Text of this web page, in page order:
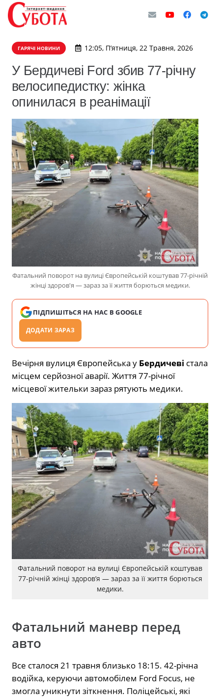
ГАРЯЧІ НОВИНИ 12:05, П’ятниця, 22 Травня, 2026
У Бердичеві Ford збив 77-річну
велосипедистку: жінка
опинилася в реанімації
Фатальний поворот на вулиці Європейській коштував 77-річній
жінці здоров'я — зараз за її життя борються медики.
ПІДПИШІТЬСЯ НА НАС В GOOGLE
ДОДАТИ ЗАРАЗ
Вечірня вулиця Європейська у Бердичеві стала
місцем серйозної аварії. Життя 77-річної
місцевої жительки зараз рятують медики.
Фатальний поворот на вулиці Європейській коштував
77-річній жінці здоров’я — зараз за її життя борються
медики.
Фатальний маневр перед
авто
Все сталося 21 травня близько 18:15. 42-річна
водійка, керуючи автомобілем Ford Focus, не
змогла уникнути зіткнення. Поліцейські, які